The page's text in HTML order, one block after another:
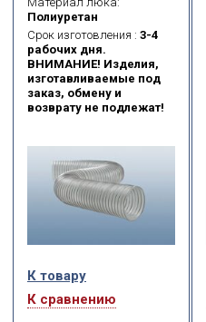
Служит для
транспортировки
абразивных веществ
(пыль, порошок, волокна,
стружка, опилки) и
газообразных сред
(масляные испарения,
сварочный дым).
Полиуретан
Срок изготовления : 3-4
рабочих дня.
ВНИМАНИЕ! Изделия,
изготавливаемые под
заказ, обмену и
возврату не подлежат!
К товару
К сравнению